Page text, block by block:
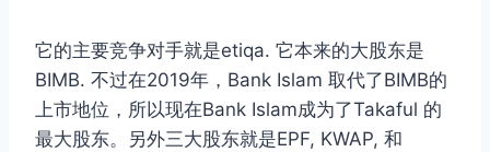
它的主要竞争对手就是etiqa. 它本来的大股东是
BIMB. 不过在2019年，Bank Islam 取代了BIMB的
上市地位，所以现在Bank Islam成为了Takaful 的
最大股东。另外三大股东就是EPF, KWAP, 和